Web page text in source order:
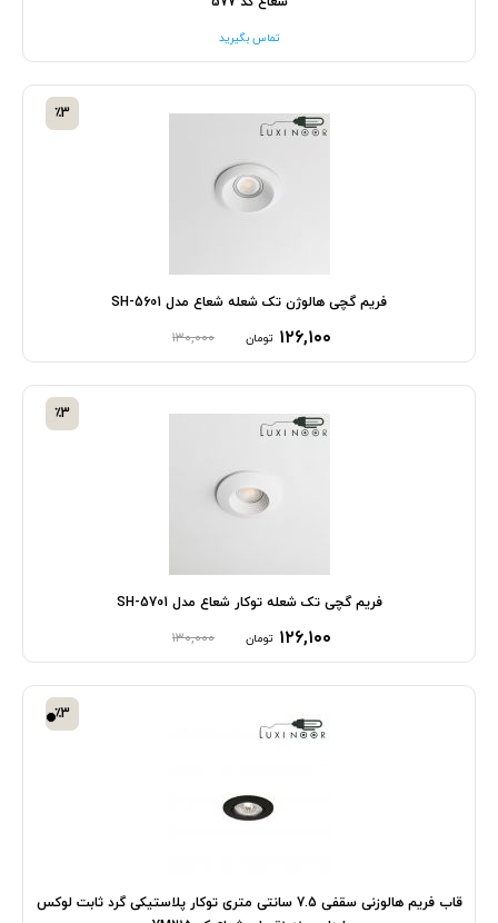
تماس بگیرید
فریم گچی هالوژن تک شعله شعاع مدل SH-5601
۱۲۶,۱۰۰ تومان ۱۳۰,۰۰۰
٪3
فریم گچی تک شعله توکار شعاع مدل SH-5701
۱۲۶,۱۰۰ تومان ۱۳۰,۰۰۰
٪3
قاب فریم هالوزنی سقفی 7.5 سانتی متری توکار پلاستیکی گرد ثابت لوکس
٪3